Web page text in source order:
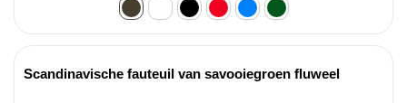
Scandinavische fauteuil van savooiegroen fluweel